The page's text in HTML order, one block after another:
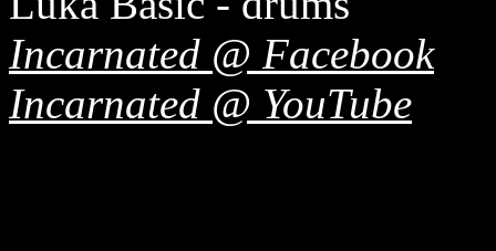
Incarnated @ Facebook
Incarnated @ YouTube